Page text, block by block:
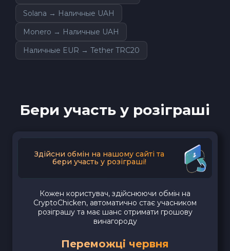
Solana → Наличные UAH
Monero → Наличные UAH
Наличные EUR → Tether TRC20
Бери участь у розіграші
Здійсни обмін на нашому сайті та
бери участь у розіграші!
Кожен користувач, здійснюючи обмін на
CryptoChicken, автоматично стає учасником
розіграшу та має шанс отримати грошову
винагороду
Переможці червня